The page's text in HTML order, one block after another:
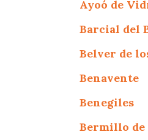
Ayoó de
Barcial del
Belver de
Benavente
Benegiles
Bermillo de